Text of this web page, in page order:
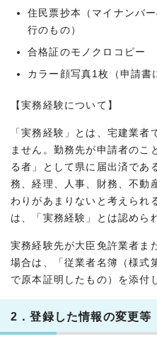
住民票抄本（マイナンバ
行のもの）
合格証のモノクロコピー
カラー顔写真1枚（申請書
【実務経験について】
「実務経験」とは、宅建業
ません。勤務先が申請者のこ
る者」として県に届出済であ
務、経理、人事、財務、不動
わりがあまりないと考えられ
は、「実務経験」とは認めら
実務経験先が大臣免許業者ま
場合は、「従業者名簿（様式
で原本証明したもの）を添付
2．登録した情報の変更等